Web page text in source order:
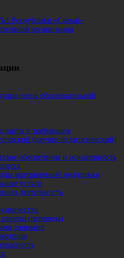
Республики «Симай»
организации
образовательной
и требования
(научно-педагогический)
обеспечение и оснащенность
материальной поддержки
услуги
деятельность
(перевода)
данными